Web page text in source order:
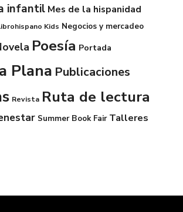
infantil Mes de la hispanidad
Kids Negocios y mercadeo
Poesía Portada
Plana Publicaciones
Revista Ruta de lectura
Summer Book Fair Talleres